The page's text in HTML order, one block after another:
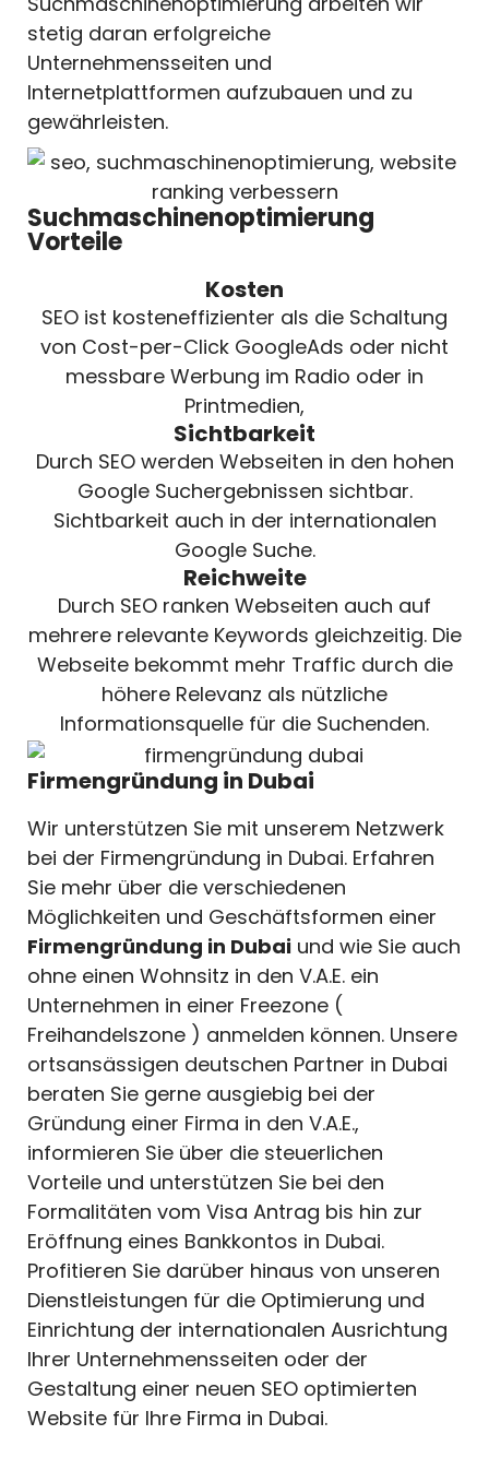
stetig daran erfolgreiche
Unternehmensseiten und
Internetplattformen aufzubauen und zu
gewährleisten.
Suchmaschinenoptimierung
Vorteile
Kosten
SEO ist kosteneffizienter als die Schaltung
von Cost-per-Click GoogleAds oder nicht
messbare Werbung im Radio oder in
Printmedien,
Sichtbarkeit
Durch SEO werden Webseiten in den hohen
Google Suchergebnissen sichtbar.
Sichtbarkeit auch in der internationalen
Google Suche.
Reichweite
Durch SEO ranken Webseiten auch auf
mehrere relevante Keywords gleichzeitig. Die
Webseite bekommt mehr Traffic durch die
höhere Relevanz als nützliche
Informationsquelle für die Suchenden.
Firmengründung in Dubai
Wir unterstützen Sie mit unserem Netzwerk
bei der Firmengründung in Dubai. Erfahren
Sie mehr über die verschiedenen
Möglichkeiten und Geschäftsformen einer
Firmengründung in Dubai und wie Sie auch
ohne einen Wohnsitz in den V.A.E. ein
Unternehmen in einer Freezone (
Freihandelszone ) anmelden können. Unsere
ortsansässigen deutschen Partner in Dubai
beraten Sie gerne ausgiebig bei der
Gründung einer Firma in den V.A.E.,
informieren Sie über die steuerlichen
Vorteile und unterstützen Sie bei den
Formalitäten vom Visa Antrag bis hin zur
Eröffnung eines Bankkontos in Dubai.
Profitieren Sie darüber hinaus von unseren
Dienstleistungen für die Optimierung und
Einrichtung der internationalen Ausrichtung
Ihrer Unternehmensseiten oder der
Gestaltung einer neuen SEO optimierten
Website für Ihre Firma in Dubai.